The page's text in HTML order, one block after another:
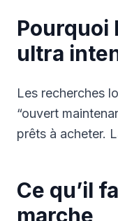
Pourquoi
ultra
Les recherches
“ouvert
prêts à acheter.
Ce qu’il
marche